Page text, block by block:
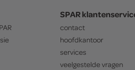
SPAR
contact
hoofdkantoor
services
veelgestelde vragen